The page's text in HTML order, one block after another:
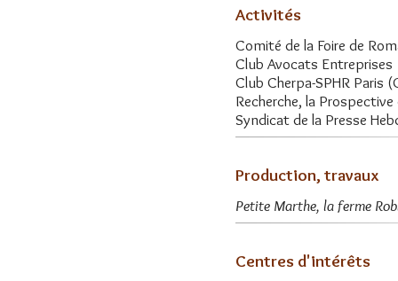
Activités
Comité de la Foire de
Club Avocats Entreprises
Club Cherpa-SPHR Paris
Recherche, la
Syndicat de la Presse
Production, travaux
Petite Marthe, la ferme
Centres d'intérêts